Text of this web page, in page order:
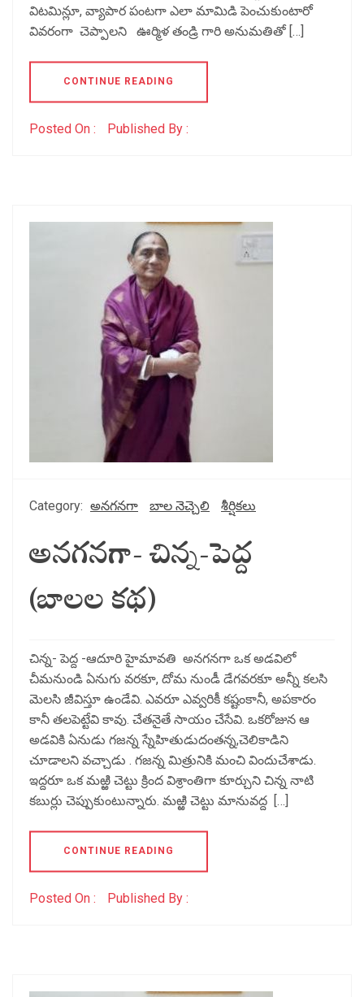
విటమిన్లూ, వ్యాపార పంటగా ఎలా మామిడి పెంచుకుంటారో
వివరంగా చెప్పాలని ఊర్మిళ తండ్రి గారి అనుమతితో […]
CONTINUE READING
Posted On : Published By :
Category: అనగనగా బాల నెచ్చెలి శీర్షికలు
అనగనగా- చిన్న-పెద్ద
(బాలల కథ)
చిన్న- పెద్ద -ఆదూరి హైమావతి అనగనగా ఒక అడవిలో
చీమనుండి ఏనుగు వరకూ, దోమ నుండీ డేగవరకూ అన్నీ కలసి
మెలసి జీవిస్తూ ఉండేవి. ఎవరూ ఎవ్వరికీ కష్టంకానీ, అపకారం
కానీ తలపెట్టేవి కావు. చేతనైతే సాయం చేసేవి. ఒకరోజున ఆ
అడవికి ఏనుడు గజన్న స్నేహితుడుదంతన్న,చెలికాడిని
చూడాలని వచ్చాడు . గజన్న మిత్రునికి మంచి విందుచేశాడు.
ఇద్దరూ ఒక మఱ్ఱి చెట్టు క్రింద విశ్రాంతిగా కూర్చుని చిన్న నాటి
కబుర్లు చెప్పుకుంటున్నారు. మఱ్ఱి చెట్టు మానువద్ద […]
CONTINUE READING
Posted On : Published By :